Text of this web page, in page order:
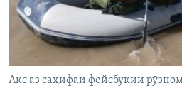
Акс аз саҳифаи фейсбукии